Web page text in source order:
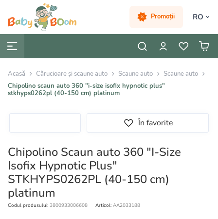
Promoții RO
Acasă Cărucioare și scaune auto Scaune auto
Scaune auto
Chipolino scaun auto 360 "i-size isofix hypnotic plus"
stkhyps0262pl (40-150 cm) platinum
În favorite
Chipolino Scaun auto 360 "I-Size
Isofix Hypnotic Plus"
STKHYPS0262PL (40-150 cm)
platinum
Codul produsului: 3800933006608 Articol: AA2033188